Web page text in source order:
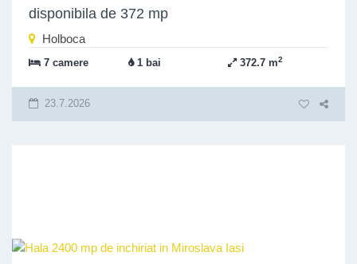
disponibila de 372 mp
Holboca
7 camere 1 bai 372.7 m2
23.7.2026